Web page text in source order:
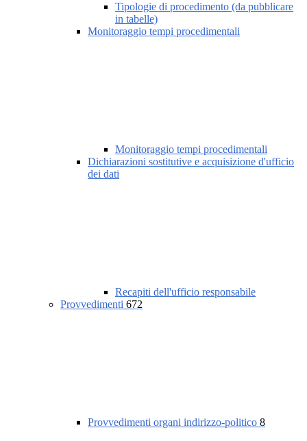
Tipologie di procedimento (da pubblicare
in tabelle)
Monitoraggio tempi procedimentali
Monitoraggio tempi procedimentali
Dichiarazioni sostitutive e acquisizione d'ufficio
dei dati
Recapiti dell'ufficio responsabile
Provvedimenti 672
Provvedimenti organi indirizzo-politico 8